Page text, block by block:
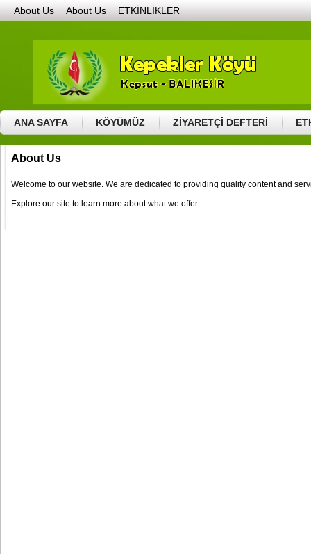
About Us About Us
ETKİNLİKLER
GENEL RESİMLER
HAYIR GÜNÜ – 2011
HAYIR GÜNÜ –
VİDEOLAR
BURSA ETKİNLİKLERİ – 2015
GENEL VİDEOLAR
HABERLER
home İLETİŞİM
KÖYÜMÜZ
COĞRAFİ KONUM
ZİYARETÇİ DEFTERİ
ANA SAYFA KÖYÜMÜZ ZİYARETÇİ DEFTERİ
About Us
Welcome to our website. We are dedicated to providing quality content and
Explore our site to learn more about what we offer.